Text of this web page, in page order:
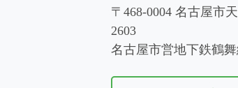
〒468-0004 名古屋市
2603
名古屋市営地下鉄鶴